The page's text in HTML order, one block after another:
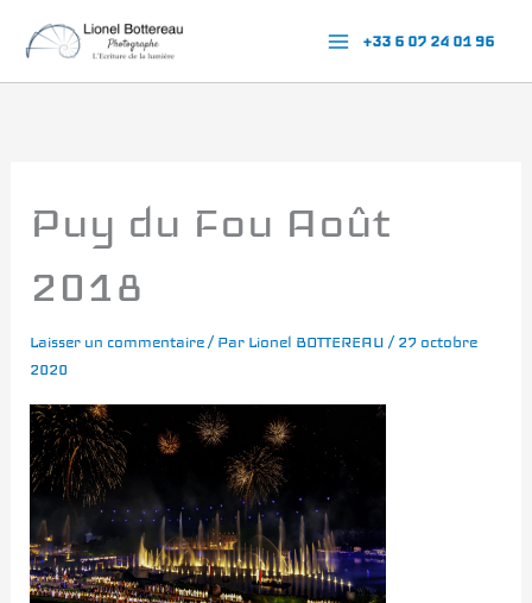
+33 6 07 24 01 96
Puy du Fou Août
2018
Laisser un commentaire / Par Lionel BOTTEREAU/27 octobre
2020